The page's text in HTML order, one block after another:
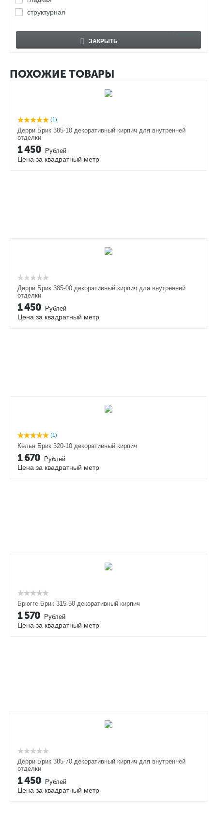
структурная
ЗАКРЫТЬ
ПОХОЖИЕ ТОВАРЫ
(1)
Дерри Брик 385-10 декоративный кирпич для внутренней
отделки
1 450 Рублей
Цена за квадратный метр
Дерри Брик 385-00 декоративный кирпич для внутренней
отделки
1 450 Рублей
Цена за квадратный метр
(1)
Кёльн Брик 320-10 декоративный кирпич
1 670 Рублей
Цена за квадратный метр
Брюгге Брик 315-50 декоративный кирпич
1 570 Рублей
Цена за квадратный метр
Дерри Брик 385-70 декоративный кирпич для внутренней
отделки
1 450 Рублей
Цена за квадратный метр